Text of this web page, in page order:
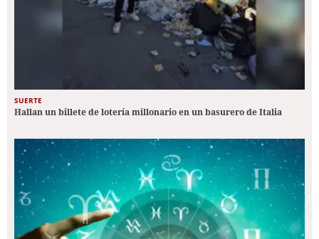
SUERTE
Hallan un billete de lotería millonario en un basurero de Italia